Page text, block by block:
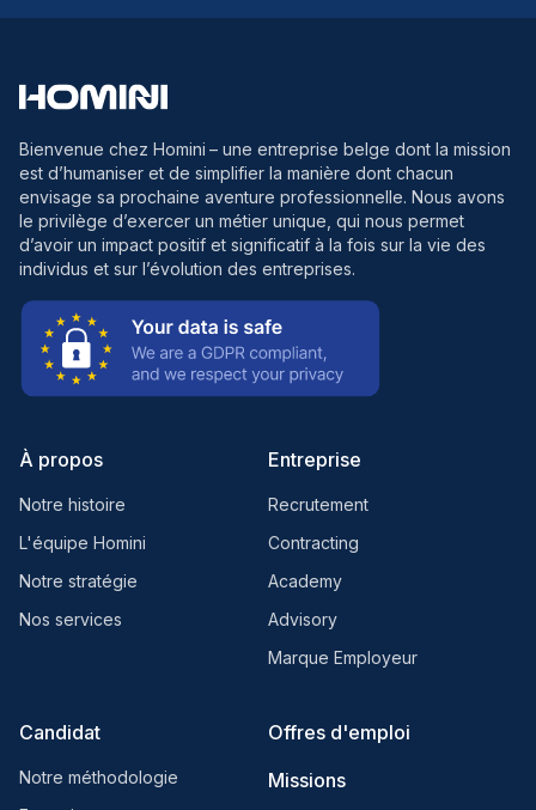
Bienvenue chez Homini – une entreprise belge dont la mission
est d’humaniser et de simplifier la manière dont chacun
envisage sa prochaine aventure professionnelle. Nous avons
le privilège d’exercer un métier unique, qui nous permet
d’avoir un impact positif et significatif à la fois sur la vie des
individus et sur l’évolution des entreprises.
À propos
Notre histoire
L'équipe Homini
Notre stratégie
Nos services
Entreprise
Recrutement
Contracting
Academy
Advisory
Marque Employeur
Candidat
Notre méthodologie
Offres d'emploi
Missions